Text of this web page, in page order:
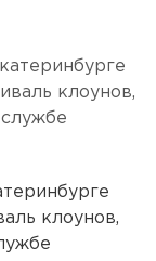
клоунов,
клоунов,